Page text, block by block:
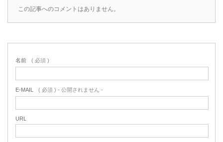
この記事へのコメントはありません。
名前 ( 必須 )
E-MAIL ( 必須 ) - 公開されません -
URL